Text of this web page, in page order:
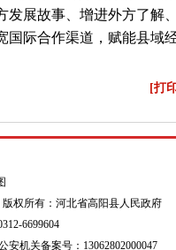
展故事、增进外方了解
际合作渠道，赋能县域
[打
版权所有：河北省高阳县人民政府
6699604
安机关备案号：13062802000047